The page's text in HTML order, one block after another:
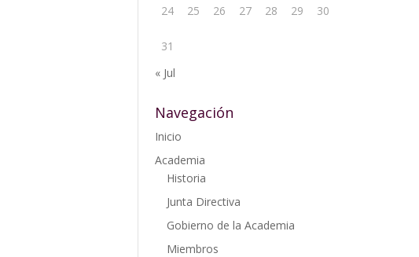
24 25 26 27 28 29 30
31
« Jul
Navegación
Inicio
Academia
Historia
Junta Directiva
Gobierno de la Academia
Miembros